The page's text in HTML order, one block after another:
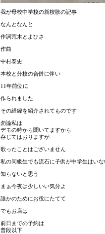
我が母校中学校の新校歌の記事
なんとなんと
作詞荒木とよひさ
作曲
中村泰史
本校と分校の合併に伴い
11年前位に
作られました
その経緯を紹介されてものです
勿論私は
デモの時から聞いてますから
存じてはおりますが
歌ったことはございません
私の同級生でも流石に子供が中学生はい
知らないと思う
まぁ今夜は少しいい気分よ
誰かのためにお役にたてて
でもお店は
前日までの予約は
普段以下